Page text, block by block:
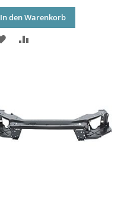
In den Warenkorb
ZUR